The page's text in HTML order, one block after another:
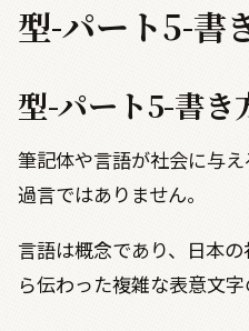
型-パート5-書
型-パート5-書き
筆記体や言語が社会に与
過言ではありません。
言語は概念であり、日本
ら伝わった複雑な表意文字